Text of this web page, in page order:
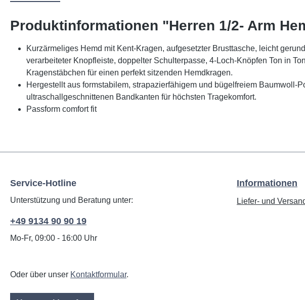
Produktinformationen "Herren 1/2- Arm
Kurzärmeliges Hemd mit Kent-Kragen, aufgesetzter Brusttasche, leicht
verarbeiteter Knopfleiste, doppelter Schulterpasse, 4-Loch-Knöpfen Ton in
Kragenstäbchen für einen perfekt sitzenden Hemdkragen.
Hergestellt aus formstabilem, strapazierfähigem und bügelfreiem
ultraschallgeschnittenen Bandkanten für höchsten Tragekomfort.
Passform comfort fit
Service-Hotline
Unterstützung und Beratung unter:
+49 9134 90 90 19
Mo-Fr, 09:00 - 16:00 Uhr
Oder über unser Kontaktformular.
Informationen
Liefer- und